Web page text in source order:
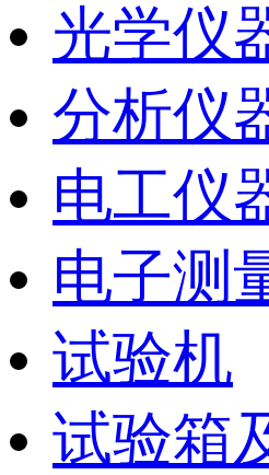
光学仪
分析仪
电工仪
电子测
试验机
试验箱